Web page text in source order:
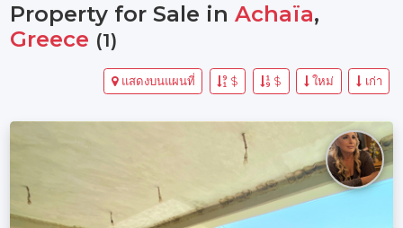
Property for Sale inAchaïa,
Greece (1)
เก่า
ใหม่
$
$
แสดงบนแผนที่